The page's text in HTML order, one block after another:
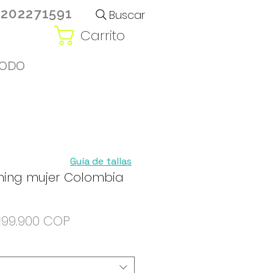
Buscar
Carrito
mujer Colombia
COP
Guía de tallas